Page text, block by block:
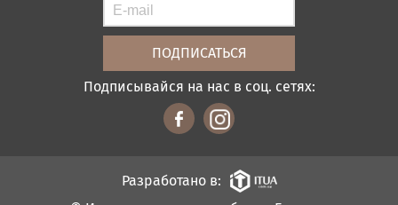
Условия покупки
Подписывайся на нас в соц. сетях:
Разработано в: